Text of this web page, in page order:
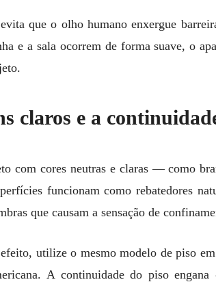
que o olho humano enxergue
e a sala ocorrem de forma suave, o
claros e a
com cores neutras e claras — como
funcionam como rebatedores
que causam a sensação de
utilize o mesmo modelo de piso
A continuidade do piso